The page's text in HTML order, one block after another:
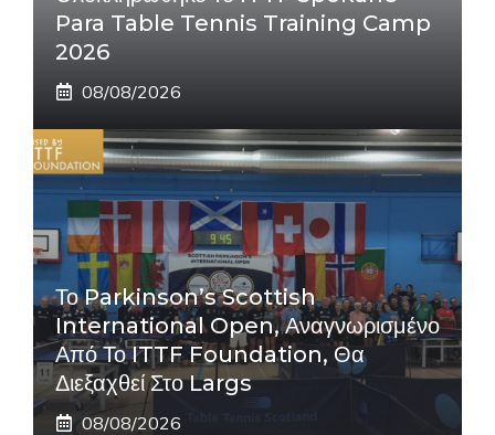
Para Table Tennis Training Camp
2026
08/08/2026
Το Parkinson’s Scottish
International Open, Αναγνωρισμένο
Από Το ITTF Foundation, Θα
Διεξαχθεί Στο Largs
08/08/2026